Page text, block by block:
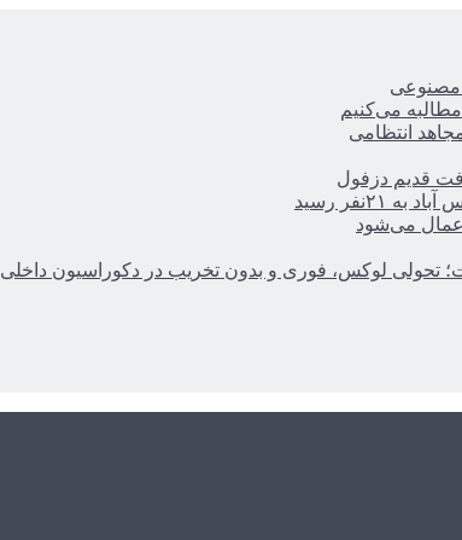
مصنوعی
می‌کنیم
انتظامی
رسید
می‌شود
تحولی لوکس، فوری و بدون تخریب در دکوراسیون داخلی